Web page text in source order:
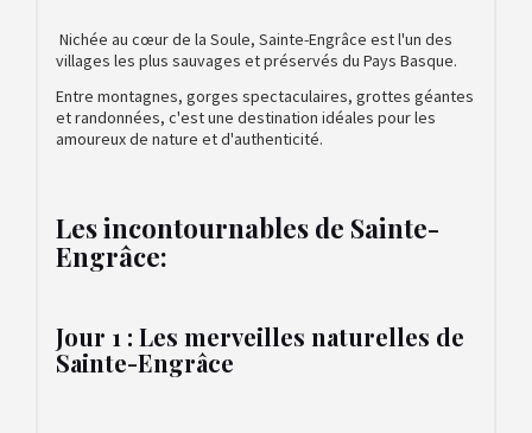
Nichée au cœur de la Soule, Sainte-Engrâce est l'un des
villages les plus sauvages et préservés du Pays Basque.
Entre montagnes, gorges spectaculaires, grottes géantes
et randonnées, c'est une destination idéales pour les
amoureux de nature et d'authenticité.
Les incontournables de Sainte-
Engrâce:
Jour 1 : Les merveilles naturelles de
Sainte-Engrâce